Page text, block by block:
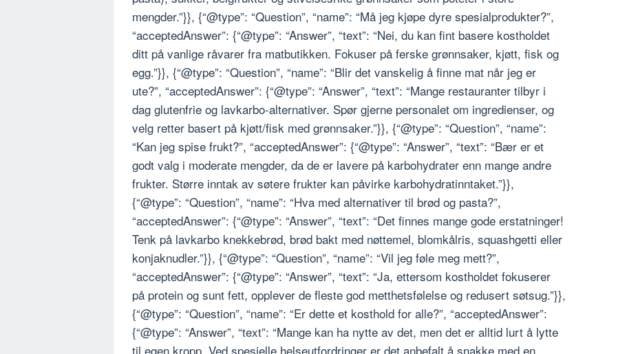
mengder.”}}, {“@type”: “Question”, “name”: “Må jeg kjøpe dyre spesialprodukter?”,
“acceptedAnswer”: {“@type”: “Answer”, “text”: “Nei, du kan fint basere kostholdet
ditt på vanlige råvarer fra matbutikken. Fokuser på ferske grønnsaker, kjøtt, fisk og
egg.”}}, {“@type”: “Question”, “name”: “Blir det vanskelig å finne mat når jeg er
ute?”, “acceptedAnswer”: {“@type”: “Answer”, “text”: “Mange restauranter tilbyr i
dag glutenfrie og lavkarbo-alternativer. Spør gjerne personalet om ingredienser, og
velg retter basert på kjøtt/fisk med grønnsaker.”}}, {“@type”: “Question”, “name”:
“Kan jeg spise frukt?”, “acceptedAnswer”: {“@type”: “Answer”, “text”: “Bær er et
godt valg i moderate mengder, da de er lavere på karbohydrater enn mange andre
frukter. Større inntak av søtere frukter kan påvirke karbohydratinntaket.”}},
{“@type”: “Question”, “name”: “Hva med alternativer til brød og pasta?”,
“acceptedAnswer”: {“@type”: “Answer”, “text”: “Det finnes mange gode erstatninger!
Tenk på lavkarbo knekkebrød, brød bakt med nøttemel, blomkålris, squashgetti eller
konjaknudler.”}}, {“@type”: “Question”, “name”: “Vil jeg føle meg mett?”,
“acceptedAnswer”: {“@type”: “Answer”, “text”: “Ja, ettersom kostholdet fokuserer
på protein og sunt fett, opplever de fleste god metthetsfølelse og redusert søtsug.”}},
{“@type”: “Question”, “name”: “Er dette et kosthold for alle?”, “acceptedAnswer”:
{“@type”: “Answer”, “text”: “Mange kan ha nytte av det, men det er alltid lurt å lytte
til egen kropp. Ved spesielle helseutfordringer er det anbefalt å snakke med en